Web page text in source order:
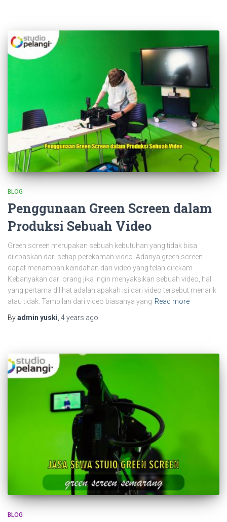
BLOG
Penggunaan Green Screen dalam
Produksi Sebuah Video
Green screen merupakan sebuah kebutuhan yang tidak bisa
dilepaskan dari setiap perekaman video. Adanya green screen
dapat menambah keindahan dari video yang telah direkam.
Kebanyakan dari orang jika ingin menyaksikan sebuah video, hal
yang pertama dilihat adalah apakah isi dari video tersebut menarik
atau tidak. Tampilan dari video biasanya yang Read more
Byadmin yuski 4 years ago
BLOG